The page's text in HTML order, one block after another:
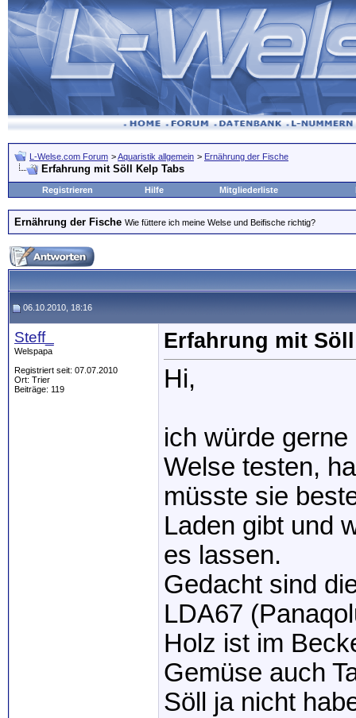
L-Welse.com Forum >Aquaristik allgemein > Ernährung der Fische
Erfahrung mit Söll Kelp Tabs
Registrieren Hilfe Mitgliederliste
Ernährung der Fische Wie füttere ich meine Welse und Beifische richtig?
06.10.2010, 18:16
Steff_
Welspapa
Registriert seit: 07.07.2010
Ort: Trier
Beiträge: 119
Erfahrung mit
Hi,
ich würde
Welse testen,
müsste sie
Laden gibt und
es lassen.
Gedacht sind
LDA67
Holz ist im
Gemüse auch
Söll ja nicht